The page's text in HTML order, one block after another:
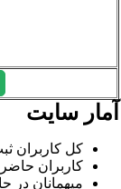
سایت
کل کاربران ثبت شده:
کاربران حاضر در
میهمانان در حال